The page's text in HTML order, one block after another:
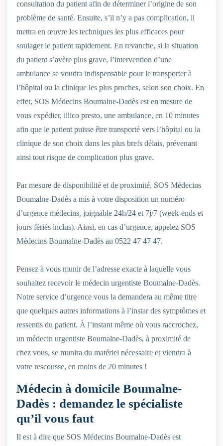
consultation du patient afin de déterminer l’origine de son
problème de santé. Ensuite, s’il n’y a pas complication, il
mettra en œuvre les techniques les plus efficaces pour
soulager le patient rapidement. En revanche, si la situation
du patient s’avère plus grave, l’intervention d’une
ambulance se voudra indispensable pour le transporter à
l’hôpital ou la clinique les plus proches, selon son choix. En
effet, SOS Médecins Boumalne-Dadès est en mesure de
vous expédier, illico presto, une ambulance, en 10 minutes
afin que le patient puisse être transporté vers l’hôpital ou la
clinique de son choix dans les plus brefs délais, prévenant
ainsi tout risque de complication plus grave.
Par mesure de disponibilité et de proximité, SOS Médecins
Boumalne-Dadès a mis à votre disposition un numéro
d’urgence médecins, joignable 24h/24 et 7j/7 (week-ends et
jours fériés inclus). Ainsi, en cas d’urgence, appelez SOS
Médecins Boumalne-Dadès au 0522 47 47 47.
Pensez à vous munir de l’adresse exacte à laquelle vous
souhaitez recevoir le médecin urgentiste Boumalne-Dadès.
Notre service d’urgence vous la demandera au même titre
que quelques autres informations à l’instar des symptômes et
ressentis du patient. À l’instant même où vous raccrochez,
un médecin urgentiste Boumalne-Dadès, à proximité de
chez vous, se munira du matériel nécessaire et viendra à
votre rescousse, en moins de 20 minutes !
Médecin à domicile Boumalne-
Dadès : demandez le spécialiste
qu’il vous faut
Il est à dire que SOS Médecins Boumalne-Dadès est